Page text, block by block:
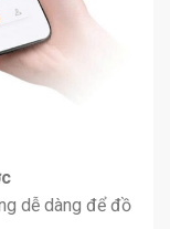
dễ dàng để đồ